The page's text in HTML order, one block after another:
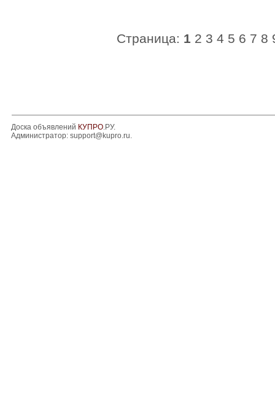
Страница: 1 2 3 4 5 6 7 8
Доска объявлений КУПРО.РУ.
Администратор: support@kupro.ru.